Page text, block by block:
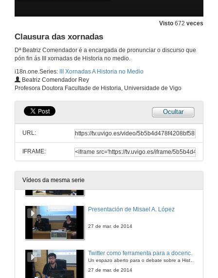
Visto 672 veces
Clausura das xornadas
Dª Beatriz Comendador é a encargada de pronunciar o discurso que
pón fin ás III xornadas de Historia no medio.
i18n.one.Series:
III Xornadas A Historia no Medio
Beatriz Comendador Rey
Profesora Doutora Facultade de Historia, Universidade de Vigo
Ocultar
URL:
IFRAME:
Vídeos da mesma serie
26 de mar. de 2014
Peche da xornada
27 de mar. de 2014
Smartphone e experiencias móbiles na ensinanza e a aprendizaxe da Historia
Presentación de Misael A. López
27 de mar. de 2014
Un espazo aberto para o debate sobre a Historia
27 de mar. de 2014